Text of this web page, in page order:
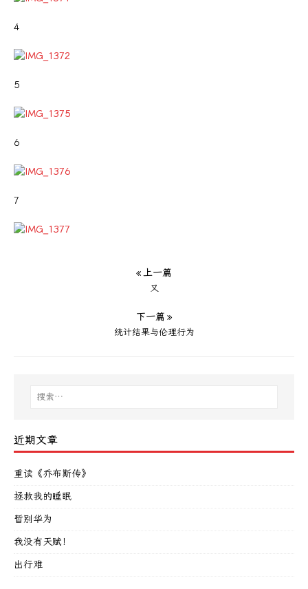
4
5
6
7
« 上一篇
又
下一篇 »
统计结果与伦理行为
近期文章
重读《乔布斯传》
拯救我的睡眠
暂别华为
我没有天赋！
出行难